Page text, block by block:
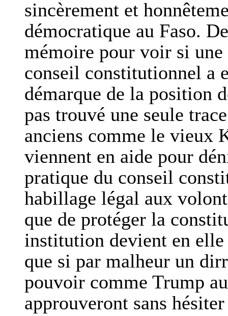
sincèrement et
démocratique au Faso.
mémoire pour voir si
conseil constitutionnel a
démarque de la position
pas trouvé une seule
anciens comme le vieux
viennent en aide pour
pratique du conseil
habillage légal aux
que de protéger la
institution devient en
que si par malheur un
pouvoir comme Trump
approuveront sans